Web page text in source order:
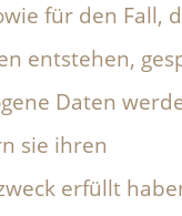
für den Fall,
entstehen,
Daten
sie ihren
erfüllt